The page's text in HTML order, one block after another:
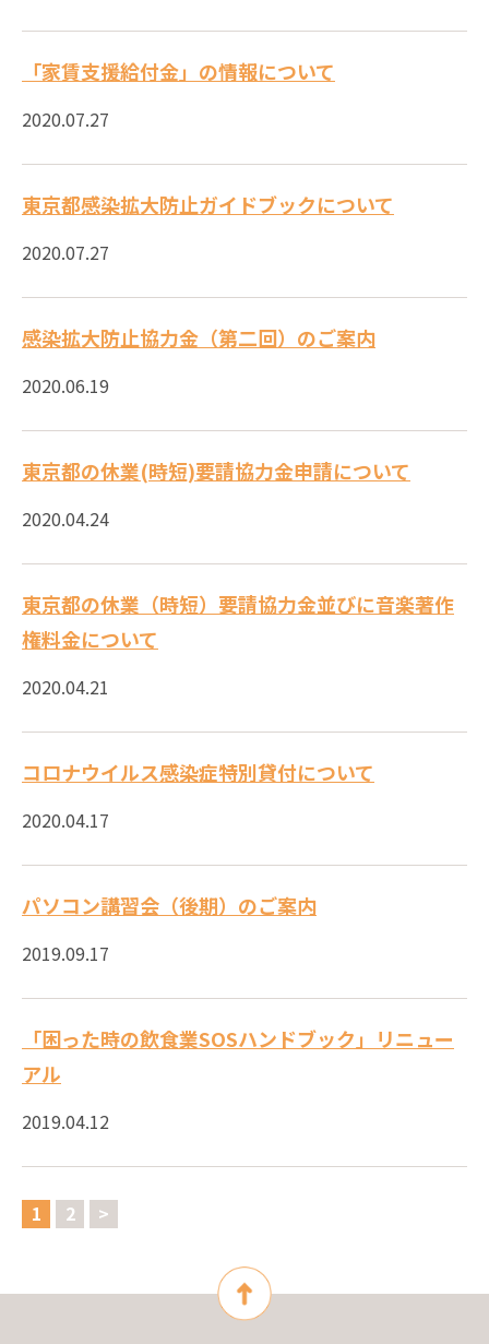
「家賃支援給付金」の情報について
2020.07.27
東京都感染拡大防止ガイドブックについて
2020.07.27
感染拡大防止協力金（第二回）のご案内
2020.06.19
東京都の休業(時短)要請協力金申請について
2020.04.24
東京都の休業（時短）要請協力金並びに音楽著作
権料金について
2020.04.21
コロナウイルス感染症特別貸付について
2020.04.17
パソコン講習会（後期）のご案内
2019.09.17
「困った時の飲食業SOSハンドブック」リニュー
アル
2019.04.12
1 2 >